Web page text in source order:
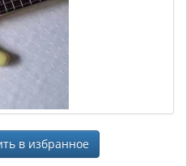
в избранное